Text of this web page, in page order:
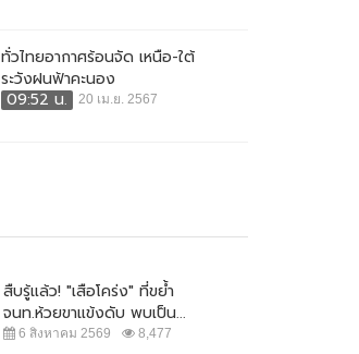
ทั่วไทยอากาศร้อนจัด เหนือ-ใต้
ระวังฝนฟ้าคะนอง
09:52 น.
20 เม.ย. 2567
สืบรู้แล้ว! "เสือโคร่ง" ที่ขย้ำ
จนท.ห้วยขาแข้งดับ พบเป็น...
6 สิงหาคม 2569 8,477